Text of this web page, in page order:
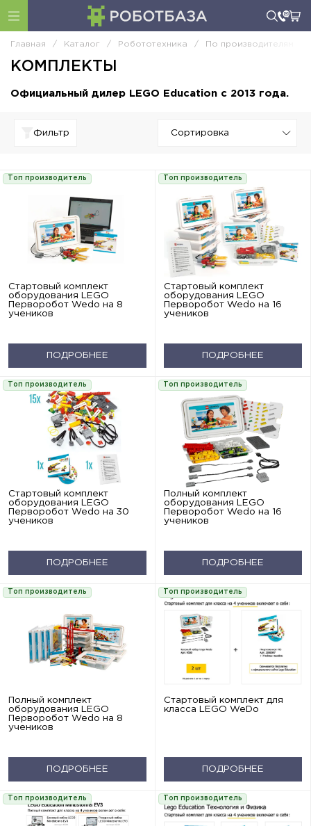
Главная / Каталог / Робототехника / По производителям
КОМПЛЕКТЫ
Официальный дилер LEGO Education с 2013 года.
Фильтр
Топ производитель
Стартовый комплект
оборудования LEGO
Перворобот Wedo на 8
учеников
ПОДРОБНЕЕ
Топ производитель
Стартовый комплект
оборудования LEGO
Перворобот Wedo на 16
учеников
ПОДРОБНЕЕ
Топ производитель
Стартовый комплект
оборудования LEGO
Перворобот Wedo на 30
учеников
ПОДРОБНЕЕ
Топ производитель
Полный комплект
оборудования LEGO
Перворобот Wedo на 16
учеников
ПОДРОБНЕЕ
Топ производитель
Полный комплект
оборудования LEGO
Перворобот Wedo на 8
учеников
ПОДРОБНЕЕ
Топ производитель
Стартовый комплект для
класса LEGO WeDo
ПОДРОБНЕЕ
Топ производитель Топ производитель